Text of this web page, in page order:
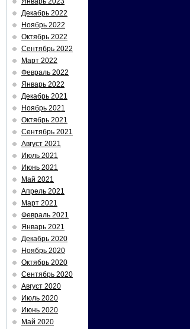
Декабрь 2022
Ноябрь 2022
Октябрь 2022
Сентябрь 2022
Март 2022
Февраль 2022
Январь 2022
Декабрь 2021
Ноябрь 2021
Октябрь 2021
Сентябрь 2021
Август 2021
Июль 2021
Июнь 2021
Май 2021
Апрель 2021
Март 2021
Февраль 2021
Январь 2021
Декабрь 2020
Ноябрь 2020
Октябрь 2020
Сентябрь 2020
Август 2020
Июль 2020
Июнь 2020
Май 2020